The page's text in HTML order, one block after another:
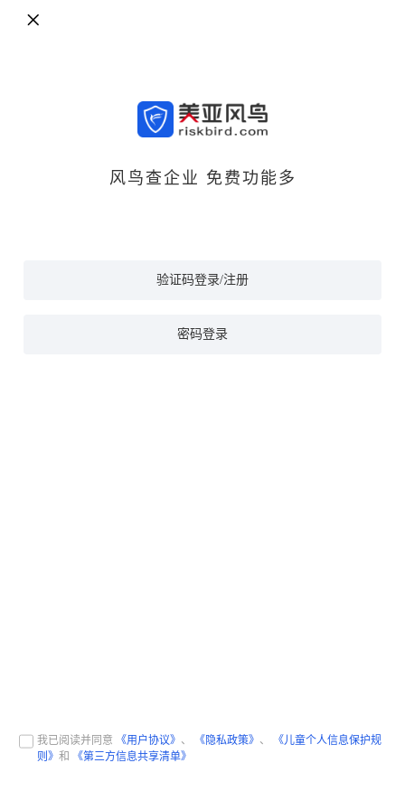
风鸟查企业 免费功能多
验证码登录/注册
密码登录
我已阅读并同意 《用户协议》 、 《隐私政策》 、
《儿童个人信息保护规
则》和 《第三方信息共享清单》